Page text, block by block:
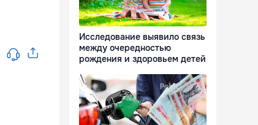
Исследование выявило связь
между очередностью
рождения и здоровьем детей